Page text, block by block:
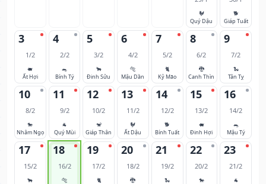
🐓
Quý Dậu
🐕
Giáp Tuất
3
1/2
🐖
Ất Hợi
4
2/2
🐀
Bính Tý
5
3/2
🐂
Đinh Sửu
6
4/2
🐅
Mậu Dần
7
5/2
🐈
Kỷ Mão
8
6/2
🐉
Canh Thìn
9
7/2
🐍
Tân Tỵ
10
8/2
🐎
Nhâm Ngọ
11
9/2
🐐
Quý Mùi
12
10/2
🐒
Giáp Thân
13
11/2
🐓
Ất Dậu
14
12/2
🐕
Bính Tuất
15
13/2
🐖
Đinh Hợi
16
14/2
🐀
Mậu Tý
17
15/2
🐂
18
16/2
🐅
19
17/2
🐈
20
18/2
🐉
21
19/2
🐍
22
20/2
🐎
23
21/2
🐐